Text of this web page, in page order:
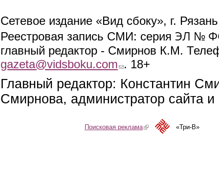
Сетевое издание «Вид сбоку», г.
Реестровая запись СМИ: серия ЭЛ №
главный редактор - Смирнов К.М.
gazeta@vidsboku.com (link sends e-mail)
. 18+
Главный редактор: Константин
Смирнова, администратор сайта
Поисковая реклама(link is external)«Три-В»